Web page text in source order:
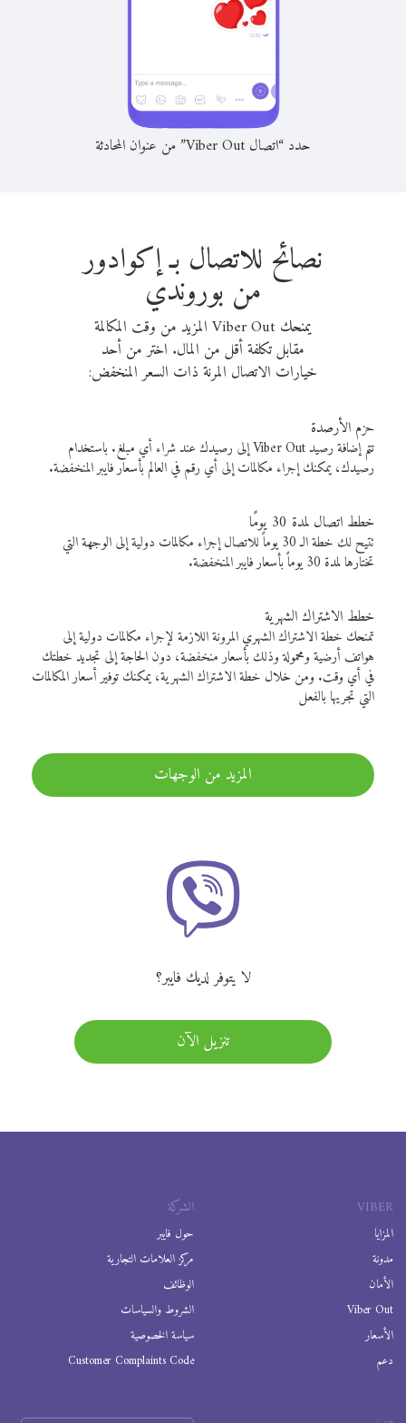
حدد “اتصال Viber Out” من عنوان المحادثة
نصائح للاتصال بـ إكوادور
من بوروندي
يمنحك Viber Out المزيد من وقت المكالمة
مقابل تكلفة أقل من المال. اختر من أحد
خيارات الاتصال المرنة ذات السعر المنخفض:
حزم الأرصدة
تتم إضافة رصيد Viber Out إلى رصيدك عند شراء أي مبلغ. باستخدام
رصيدك، يمكنك إجراء مكالمات إلى أي رقم في العالم بأسعار فايبر المنخفضة.
خطط اتصال لمدة 30 يومًا
تتيح لك خطة الـ 30 يوماً للاتصال إجراء مكالمات دولية إلى الوجهة التي
تختارها لمدة 30 يوماً بأسعار فايبر المنخفضة.
خطط الاشتراك الشهرية
تمنحك خطة الاشتراك الشهري المرونة اللازمة لإجراء مكالمات دولية إلى
هواتف أرضية ومحمولة وذلك بأسعار منخفضة، دون الحاجة إلى تجديد خطتك
في أي وقت. ومن خلال خطة الاشتراك الشهرية، يمكنك توفير أسعار المكالمات
التي تجريها بالفعل
المزيد من الوجهات
لا يتوفر لديك فايبر؟
تنزيل الآن
VIBER
المزايا
مدونة
الأمان
Viber Out
الأسعار
دعم
الشركة
حول فايبر
مركز العلامات التجارية
الوظائف
الشروط والسياسات
سياسة الخصوصية
Customer Complaints Code